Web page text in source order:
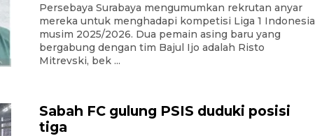
Persebaya Surabaya mengumumkan rekrutan anyar
mereka untuk menghadapi kompetisi Liga 1 Indonesia
musim 2025/2026. Dua pemain asing baru yang
bergabung dengan tim Bajul Ijo adalah Risto
Mitrevski, bek ...
Sabah FC gulung PSIS duduki posisi
tiga